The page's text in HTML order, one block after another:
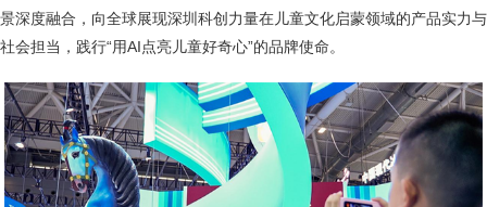
景深度融合，向全球展现深圳科创力量在儿童文化启蒙领域的产品实力与
社会担当，践行“用AI点亮儿童好奇心”的品牌使命。